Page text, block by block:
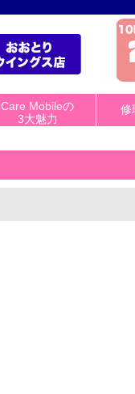
Care Mobileの
3大魅力
修